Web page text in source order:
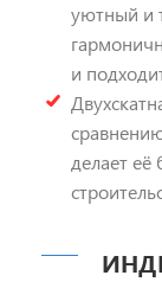
уютный и
и
делает